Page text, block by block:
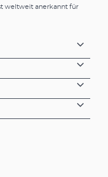
weltweit anerkannt für